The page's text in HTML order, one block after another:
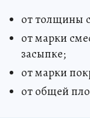
от толщины
от марки
засыпке;
от марки
от общей